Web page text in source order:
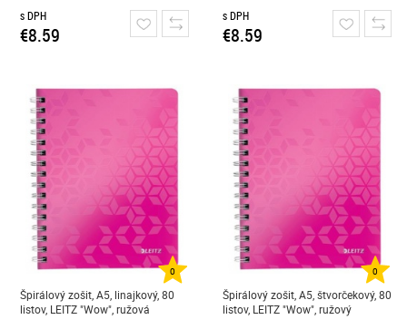
s DPH
€8.59
s DPH
€8.59
0
Špirálový zošit, A5, linajkový, 80
listov, LEITZ "Wow", ružová
0
Špirálový zošit, A5, štvorčekový, 80
listov, LEITZ "Wow", ružový